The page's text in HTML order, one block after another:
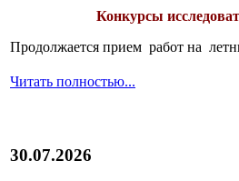
Конкурсы
Продолжается прием работ на
Читать полностью...
30.07.2026